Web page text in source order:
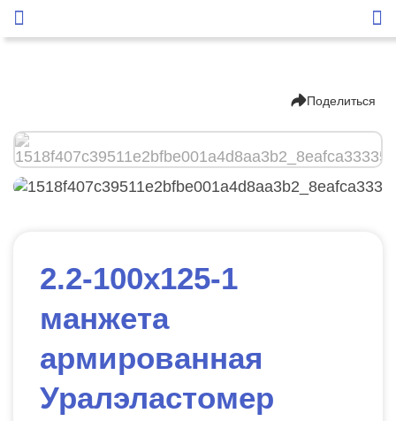
Поделиться
2.2-100х125-1
манжета
армированная
Уралэластомер